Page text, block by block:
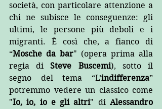
società, con particolare attenzione a
chi ne subisce le conseguenze: gli
ultimi, le persone più deboli e i
migranti. È così che, a fianco di
“Mosche da bar" (opera prima alla
regia di Steve Buscemi), sotto il
segno del tema “L’indifferenza”
potremmo vedere un classico come
"Io, io, io e gli altri" di Alessandro